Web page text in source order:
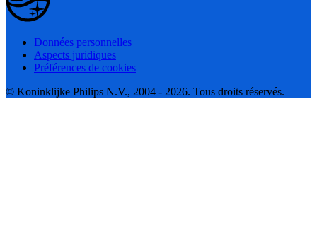
Données personnelles
Aspects juridiques
Préférences de cookies
© Koninklijke Philips N.V., 2004 - 2026. Tous droits réservés.